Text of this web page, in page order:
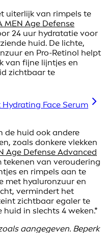
uiterlijk van rimpels te
MEN Age Defense
24 uur hydratatie voor
huid. De lichte,
en Pro-Retinol helpt
van fijne lijntjes en
zichtbaar te
Face Serum
de huid ook andere
zoals donkere vlekken
Age Defense Advanced
van veroudering
en rimpels aan te
met hyaluronzuur en
vermindert het
zichtbaar egaler te
in slechts 4 weken.*
aangegeven. Beperk